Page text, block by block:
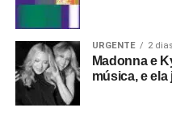
URGENTE 2
Madonna e
música, e